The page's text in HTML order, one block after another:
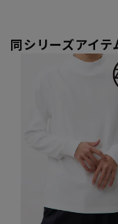
同シリーズアイ